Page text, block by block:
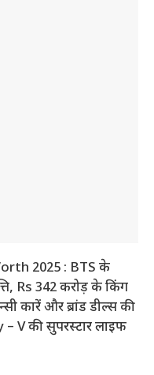
2025 : BTS के
Rs 342 करोड़ के किंग
कारें और ब्रांड डील्स की
V की सुपरस्टार लाइफ